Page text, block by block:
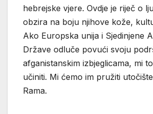
hebrejske vjere. Ovdje je riječ o
obzira na boju njihove kože,
Ako Europska unija i Sjedinjene
Države odluče povući svoju
afganistanskim izbjeglicama, mi
učiniti. Mi ćemo im pružiti
Rama.